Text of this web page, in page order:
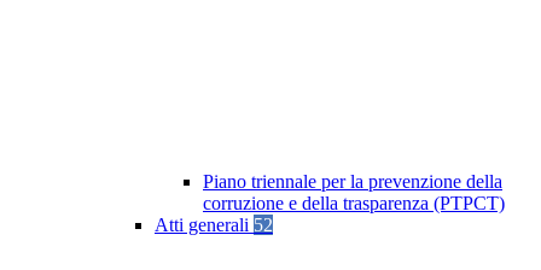
Piano triennale per la prevenzione della
corruzione e della trasparenza (PTPCT)
Atti generali 52